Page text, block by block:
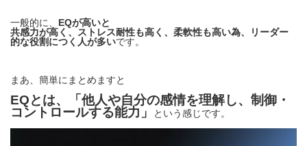
一般的に、 EQが高いと
共感力が高く、ストレス耐性も高く、柔軟性も高い為、リーダー
的な役割につく人が多いです。
まあ、簡単にまとめますと
EQとは、「他人や自分の感情を理解し、制御・
コントロールする能力」
という感じです。